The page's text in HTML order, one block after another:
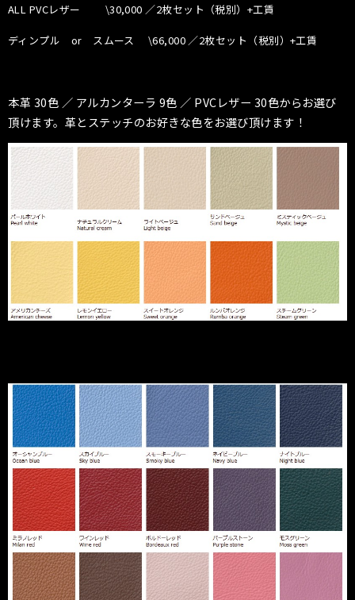
ALL PVCレザー \30,000 ／2枚セット（税別）+工賃
ディンプル or スムース \66,000 ／2枚セット（税別）+工賃
本革 30色 ／ アルカンターラ 9色 ／ PVCレザー 30色からお選び
頂けます。革とステッチのお好きな色をお選び頂けます！